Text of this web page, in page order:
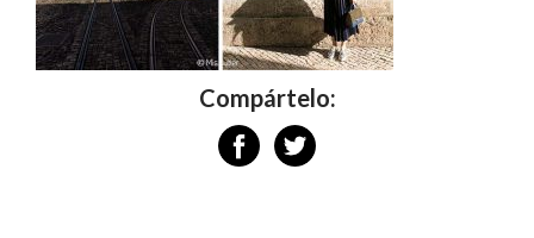
Compártelo: